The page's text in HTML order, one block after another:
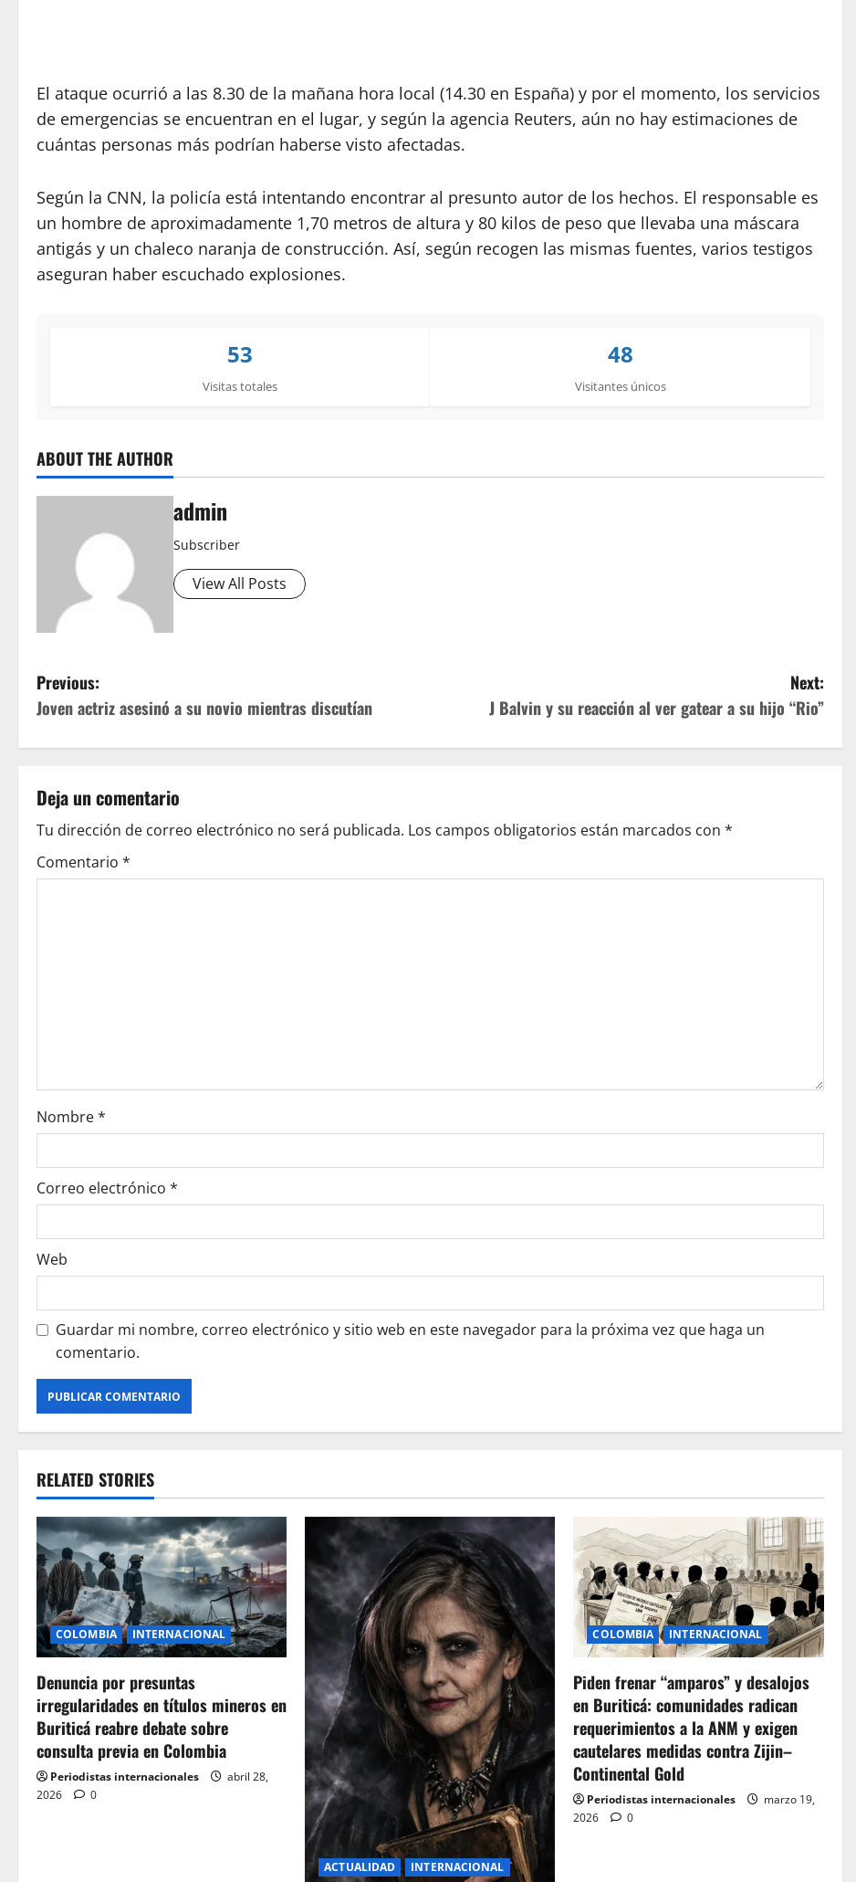
El ataque ocurrió a las 8.30 de la mañana hora local (14.30 en España) y por el momento, los servicios
de emergencias se encuentran en el lugar, y según la agencia Reuters, aún no hay estimaciones de
cuántas personas más podrían haberse visto afectadas.
Según la CNN, la policía está intentando encontrar al presunto autor de los hechos. El responsable es
un hombre de aproximadamente 1,70 metros de altura y 80 kilos de peso que llevaba una máscara
antigás y un chaleco naranja de construcción. Así, según recogen las mismas fuentes, varios testigos
aseguran haber escuchado explosiones.
53
Visitas totales
48
Visitantes únicos
ABOUT THE AUTHOR
admin
Subscriber
View All Posts
P
o
t
n
a
i
o
n
Previous:
Joven actriz asesinó a su novio mientras discutían
Next:
J Balvin y su reacción al ver gatear a su hijo “Rio”
Deja un comentario
Tu dirección de correo electrónico no será publicada. Los campos obligatorios están marcados con *
Comentario *
Nombre*
Correo electrónico *
Web
Guardar mi nombre, correo electrónico y sitio web en este navegador para la próxima vez que haga un
comentario.
RELATED STORIES
COLOMBIA INTERNACIONAL
Denuncia por presuntas
irregularidades en títulos mineros en
Buriticá reabre debate sobre
consulta previa en Colombia
Periodistas internacionales
abril 28,
2026
0
ACTUALIDAD INTERNACIONAL
COLOMBIA INTERNACIONAL
Piden frenar “amparos” y desalojos
en Buriticá: comunidades radican
requerimientos a la ANM y exigen
cautelares medidas contra Zijin–
Continental Gold
Periodistas internacionales
marzo 19,
2026
0